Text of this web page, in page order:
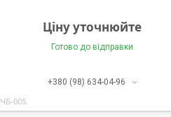
Ціну уточнюйте
Готово до відправки
+380 (98) 634-04-96
ЧБ-005